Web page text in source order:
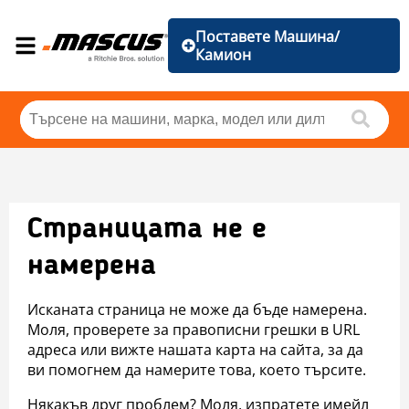
Поставете Машина/
Камион
Страницата не е
намерена
Исканата страница не може да бъде намерена.
Моля, проверете за правописни грешки в URL
адреса или вижте нашата карта на сайта, за да
ви помогнем да намерите това, което търсите.
Някакъв друг проблем? Моля, изпратете имейл